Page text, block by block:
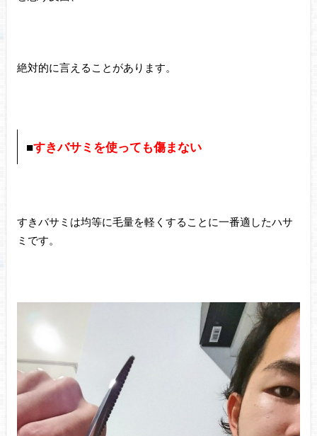
絶対的に言えることがあります。
■すきバサミを使っても傷まない
すきバサミは均等に毛量を軽くすることに一番適したハサ
ミです。